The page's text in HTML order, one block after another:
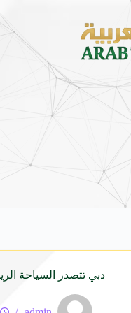
الدفعة الثانية من برنامج ضيوف
دبي تتصدر السياحة